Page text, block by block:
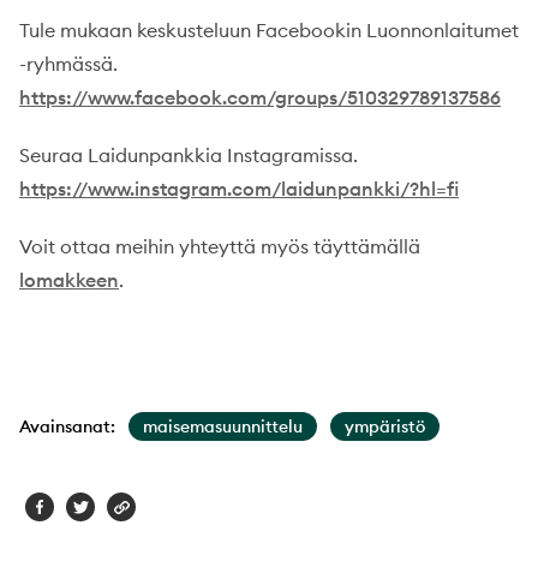
Tule mukaan keskusteluun Facebookin Luonnonlaitumet
-ryhmässä.
https://www.facebook.com/groups/510329789137586
Seuraa Laidunpankkia Instagramissa.
https://www.instagram.com/laidunpankki/?hl=fi
Voit ottaa meihin yhteyttä myös täyttämällä
lomakkeen.
Avainsanat: maisemasuunnittelu ympäristö